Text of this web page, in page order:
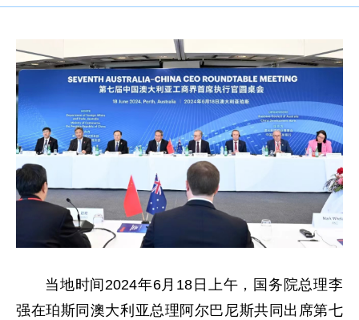
当地时间2024年6月18日上午，国务院总理李
强在珀斯同澳大利亚总理阿尔巴尼斯共同出席第七